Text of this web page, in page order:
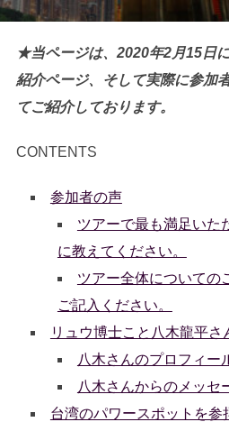
★当ページは、2020年2月15日
紹介ページ、そして実際に参加
てご紹介しております。
CONTENTS
参加者の声
ツアーで最も満足いた
に教えてください。
ツアー全体についての
ご記入ください。
リュウ博士こと八木龍平さ
八木さんのプロフィー
八木さんからのメッセ
台湾のパワースポットを参